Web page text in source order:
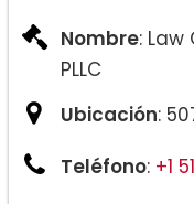
Nombre:
PLLC
Ubicación:
Teléfono: +1